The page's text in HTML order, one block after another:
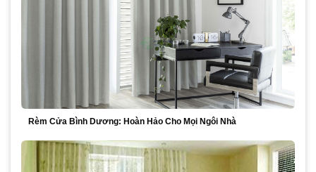
Rèm Cửa Bình Dương: Hoàn Hảo Cho Mọi Ngôi Nhà